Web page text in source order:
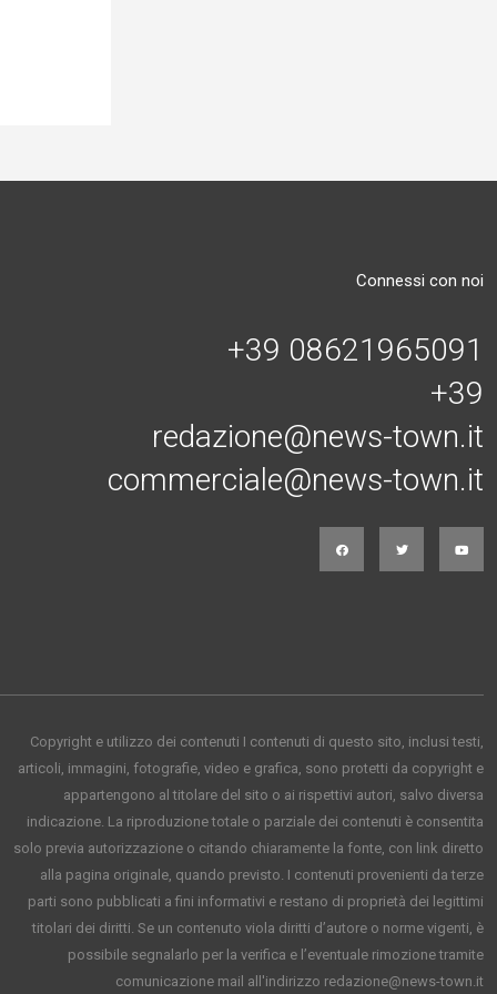
Connessi con noi
+39 08621965091
+39
redazione@news-town.it
commerciale@news-town.it
Copyright e utilizzo dei contenuti I contenuti di questo sito, inclusi testi,
articoli, immagini, fotografie, video e grafica, sono protetti da copyright e
appartengono al titolare del sito o ai rispettivi autori, salvo diversa
indicazione. La riproduzione totale o parziale dei contenuti è consentita
solo previa autorizzazione o citando chiaramente la fonte, con link diretto
alla pagina originale, quando previsto. I contenuti provenienti da terze
parti sono pubblicati a fini informativi e restano di proprietà dei legittimi
titolari dei diritti. Se un contenuto viola diritti d’autore o norme vigenti, è
possibile segnalarlo per la verifica e l’eventuale rimozione tramite
comunicazione mail all'indirizzo redazione@news-town.it